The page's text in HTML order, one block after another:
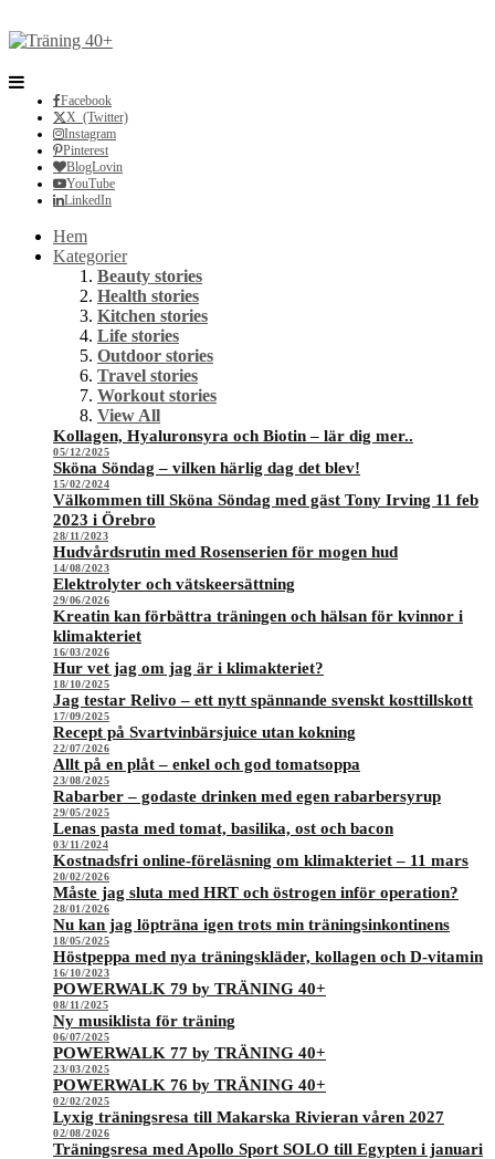
Facebook
X (Twitter)
Instagram
Pinterest
BlogLovin
YouTube
LinkedIn
Hem
Kategorier
Beauty stories
Health stories
Kitchen stories
Life stories
Outdoor stories
Travel stories
Workout stories
View All
Kollagen, Hyaluronsyra och Biotin – lär dig mer..
05/12/2025
Sköna Söndag – vilken härlig dag det blev!
15/02/2024
Välkommen till Sköna Söndag med gäst Tony Irving 11 feb
2023 i Örebro
28/11/2023
Hudvårdsrutin med Rosenserien för mogen hud
14/08/2023
Elektrolyter och vätskeersättning
29/06/2026
Kreatin kan förbättra träningen och hälsan för kvinnor i
klimakteriet
16/03/2026
Hur vet jag om jag är i klimakteriet?
18/10/2025
Jag testar Relivo – ett nytt spännande svenskt kosttillskott
17/09/2025
Recept på Svartvinbärsjuice utan kokning
22/07/2026
Allt på en plåt – enkel och god tomatsoppa
23/08/2025
Rabarber – godaste drinken med egen rabarbersyrup
29/05/2025
Lenas pasta med tomat, basilika, ost och bacon
03/11/2024
Kostnadsfri online-föreläsning om klimakteriet – 11 mars
20/02/2026
Måste jag sluta med HRT och östrogen inför operation?
28/01/2026
Nu kan jag löpträna igen trots min träningsinkontinens
18/05/2025
Höstpeppa med nya träningskläder, kollagen och D-vitamin
16/10/2023
POWERWALK 79 by TRÄNING 40+
08/11/2025
Ny musiklista för träning
06/07/2025
POWERWALK 77 by TRÄNING 40+
23/03/2025
POWERWALK 76 by TRÄNING 40+
02/02/2025
Lyxig träningsresa till Makarska Rivieran våren 2027
02/08/2026
Träningsresa med Apollo Sport SOLO till Egypten i januari